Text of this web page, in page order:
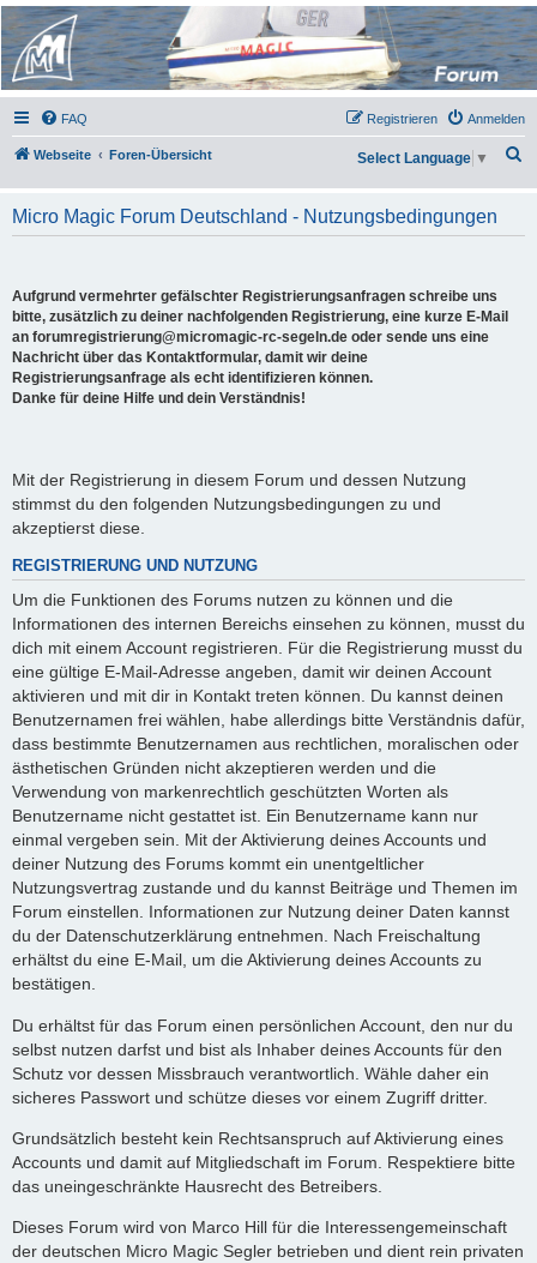
Micro Magic Forum
Deutschland
FAQ Anmelden
Registrieren
Webseite Foren-Übersicht
h
Select Language ▼
Micro Magic Forum Deutschland - Nutzungsbedingungen
Aufgrund vermehrter gefälschter Registrierungsanfragen schreibe uns
bitte, zusätzlich zu deiner nachfolgenden Registrierung, eine kurze E-Mail
an forumregistrierung@micromagic-rc-segeln.de oder sende uns eine
Nachricht über das Kontaktformular, damit wir deine
Registrierungsanfrage als echt identifizieren können.
Danke für deine Hilfe und dein Verständnis!
Mit der Registrierung in diesem Forum und dessen Nutzung
stimmst du den folgenden Nutzungsbedingungen zu und
akzeptierst diese.
REGISTRIERUNG UND NUTZUNG
Um die Funktionen des Forums nutzen zu können und die
Informationen des internen Bereichs einsehen zu können, musst du
dich mit einem Account registrieren. Für die Registrierung musst du
eine gültige E-Mail-Adresse angeben, damit wir deinen Account
aktivieren und mit dir in Kontakt treten können. Du kannst deinen
Benutzernamen frei wählen, habe allerdings bitte Verständnis dafür,
dass bestimmte Benutzernamen aus rechtlichen, moralischen oder
ästhetischen Gründen nicht akzeptieren werden und die
Verwendung von markenrechtlich geschützten Worten als
Benutzername nicht gestattet ist. Ein Benutzername kann nur
einmal vergeben sein. Mit der Aktivierung deines Accounts und
deiner Nutzung des Forums kommt ein unentgeltlicher
Nutzungsvertrag zustande und du kannst Beiträge und Themen im
Forum einstellen. Informationen zur Nutzung deiner Daten kannst
du der Datenschutzerklärung entnehmen. Nach Freischaltung
erhältst du eine E-Mail, um die Aktivierung deines Accounts zu
bestätigen.
Du erhältst für das Forum einen persönlichen Account, den nur du
selbst nutzen darfst und bist als Inhaber deines Accounts für den
Schutz vor dessen Missbrauch verantwortlich. Wähle daher ein
sicheres Passwort und schütze dieses vor einem Zugriff dritter.
Grundsätzlich besteht kein Rechtsanspruch auf Aktivierung eines
Accounts und damit auf Mitgliedschaft im Forum. Respektiere bitte
das uneingeschränkte Hausrecht des Betreibers.
Dieses Forum wird von Marco Hill für die Interessengemeinschaft
der deutschen Micro Magic Segler betrieben und dient rein privaten